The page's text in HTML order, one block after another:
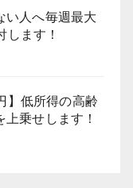
い人へ毎週最大
します！
】低所得の高齢
乗せします！